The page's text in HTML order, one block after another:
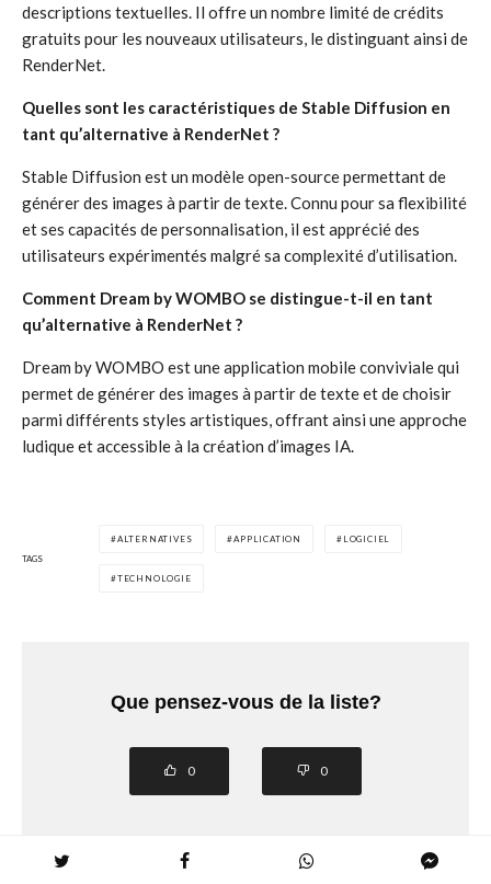
descriptions textuelles. Il offre un nombre limité de crédits
gratuits pour les nouveaux utilisateurs, le distinguant ainsi de
RenderNet.
Quelles sont les caractéristiques de Stable Diffusion en
tant qu’alternative à RenderNet ?
Stable Diffusion est un modèle open-source permettant de
générer des images à partir de texte. Connu pour sa flexibilité
et ses capacités de personnalisation, il est apprécié des
utilisateurs expérimentés malgré sa complexité d’utilisation.
Comment Dream by WOMBO se distingue-t-il en tant
qu’alternative à RenderNet ?
Dream by WOMBO est une application mobile conviviale qui
permet de générer des images à partir de texte et de choisir
parmi différents styles artistiques, offrant ainsi une approche
ludique et accessible à la création d’images IA.
TAGS
ALTERNATIVES APPLICATION LOGICIEL
TECHNOLOGIE
Que pensez-vous de la liste?
0 0